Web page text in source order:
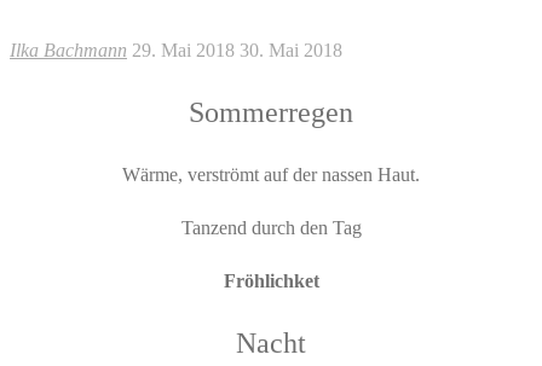
Ilka Bachmann 29. Mai 2018 30. Mai 2018
Sommerregen
Wärme, verströmt auf der nassen Haut.
Tanzend durch den Tag
Fröhlichket
Nacht